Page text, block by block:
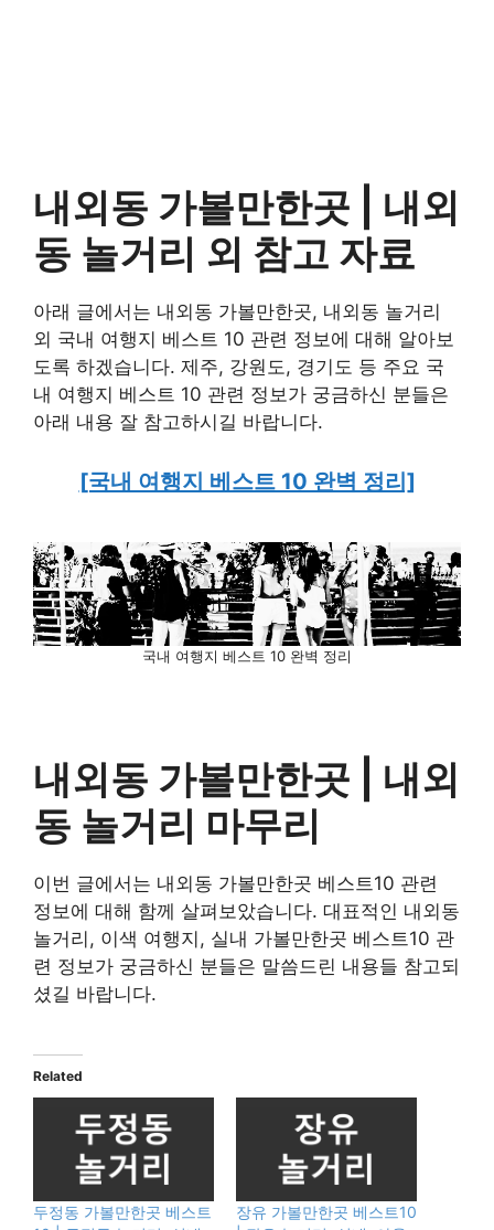
내외동 가볼만한곳 | 내외
동 놀거리 외 참고 자료
아래 글에서는 내외동 가볼만한곳, 내외동 놀거리
외 국내 여행지 베스트 10 관련 정보에 대해 알아보
도록 하겠습니다. 제주, 강원도, 경기도 등 주요 국
내 여행지 베스트 10 관련 정보가 궁금하신 분들은
아래 내용 잘 참고하시길 바랍니다.
[국내 여행지 베스트 10 완벽 정리]
국내 여행지 베스트 10 완벽 정리
내외동 가볼만한곳 | 내외
동 놀거리 마무리
이번 글에서는 내외동 가볼만한곳 베스트10 관련
정보에 대해 함께 살펴보았습니다. 대표적인 내외동
놀거리, 이색 여행지, 실내 가볼만한곳 베스트10 관
련 정보가 궁금하신 분들은 말씀드린 내용들 참고되
셨길 바랍니다.
Related
두정동 가볼만한곳 베스트
장유 가볼만한곳 베스트10